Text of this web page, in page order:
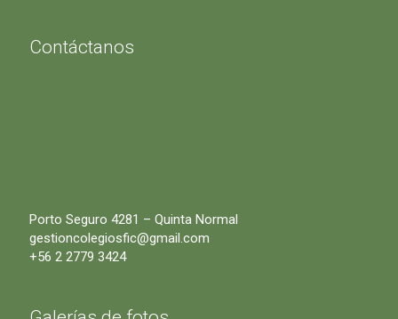
Contáctanos
Porto Seguro 4281 – Quinta Normal
gestioncolegiosfic@gmail.com
+56 2 2779 3424